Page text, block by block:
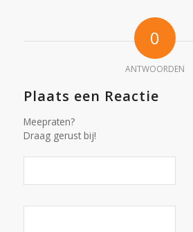
0
ANTWOORDEN
Plaats een Reactie
Meepraten?
Draag gerust bij!